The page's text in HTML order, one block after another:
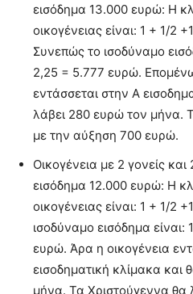
εισόδημα 13.000 ευρώ: Η
οικογένειας είναι: 1 + 1/2
Συνεπώς το ισοδύναμο
2,25 = 5.777 ευρώ.
εντάσσεται στην Α
λάβει 280 ευρώ τον μήνα.
με την αύξηση 700 ευρώ.
Οικογένεια με 2 γονείς και
εισόδημα 12.000 ευρώ: Η
οικογένειας είναι: 1 + 1/2
ισοδύναμο εισόδημα
ευρώ. Άρα η οικογένεια
εισοδηματική κλίμακα και
μήνα. Τα Χριστούγεννα θα